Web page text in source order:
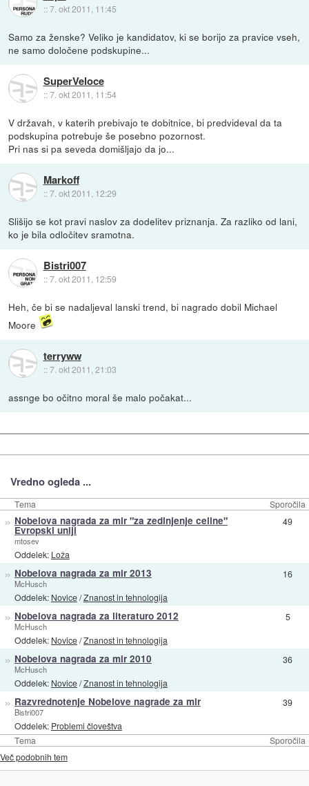
::7. okt 2011, 11:45
Samo za ženske? Veliko je kandidatov, ki se borijo za pravice vseh,
ne samo določene podskupine...
SuperVeloce
::7. okt 2011, 11:54
V državah, v katerih prebivajo te dobitnice, bi predvideval da ta
podskupina potrebuje še posebno pozornost.
Pri nas si pa seveda domišljajo da jo...
Markoff
::7. okt 2011, 12:29
Slišijo se kot pravi naslov za dodelitev priznanja. Za razliko od lani,
ko je bila odločitev sramotna.
Bistri007
::7. okt 2011, 12:59
Heh, če bi se nadaljeval lanski trend, bi nagrado dobil Michael
Moore
terryww
::7. okt 2011, 21:03
assnge bo očitno moral še malo počakat...
Vredno ogleda ...
Tema Sporočila
Tema Sporočila
» Nobelova nagrada za mir "za zedinjenje celine"
Evropski uniji
mtosev
Oddelek: Loža
49
» Nobelova nagrada za mir 2013
McHusch
Oddelek: Novice/Znanost in tehnologija
16
» Nobelova nagrada za literaturo 2012
McHusch
Oddelek: Novice/Znanost in tehnologija
5
» Nobelova nagrada za mir 2010
McHusch
Oddelek: Novice/Znanost in tehnologija
36
» Razvrednotenje Nobelove nagrade za mir
Bistri007
Oddelek: Problemi človeštva
39
Več podobnih tem